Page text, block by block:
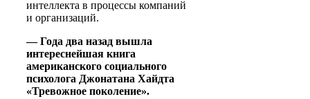
интеллекта в процессы компаний
и организаций.
— Года два назад вышла
интереснейшая книга
американского социального
психолога Джонатана Хайдта
«Тревожное поколение».